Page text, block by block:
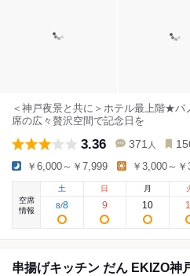
＜神戸夜景と共に＞ホテル最上階★
席の広々贅沢空間で記念日を
3.36 371 人
￥6,000～￥7,999 ￥3,000～
空席
情報
土
8/8
日
9
月
10
串揚げキッチン だん EKIZO神